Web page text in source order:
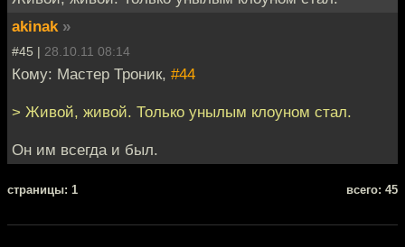
akinak »
#45 | 28.10.11 08:14
Кому: Мастер Троник, #44
> Живой, живой. Только унылым клоуном стал.
Он им всегда и был.
cтраницы: 1 всего: 45